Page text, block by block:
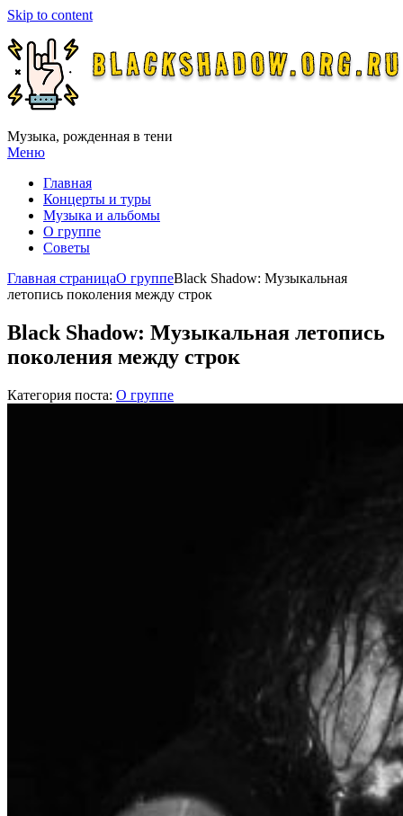
Skip to content
Музыка, рожденная в тени
Меню
Главная
Концерты и туры
Музыка и альбомы
О группе
Советы
Главная страницаО группеBlack Shadow: Музыкальная
летопись поколения между строк
Black Shadow: Музыкальная летопись
поколения между строк
Категория поста: О группе